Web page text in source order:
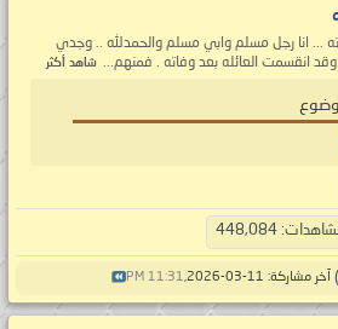
... انا رجل مسلم وابي مسلم والحمدلله .. وجدي
انقسمت العائله بعد وفاته . فمنهم... شاهد أكثر
448,084
آخر مشاركة: 11-03-2026, 11:31 PM